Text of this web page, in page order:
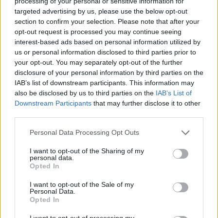
targeted advertising by us, please use the below opt-out
section to confirm your selection. Please note that after your
opt-out request is processed you may continue seeing
interest-based ads based on personal information utilized by
us or personal information disclosed to third parties prior to
your opt-out. You may separately opt-out of the further
disclosure of your personal information by third parties on the
IAB’s list of downstream participants. This information may
also be disclosed by us to third parties on the IAB’s List of
Downstream Participants that may further disclose it to other
Personal Data Processing Opt Outs
I want to opt-out of the Sharing of my
personal data.
Opted In
I want to opt-out of the Sale of my
Personal Data.
Opted In
Comentari:
Deseu el meu nom, el correu electrònic i el lloc web en
aquest navegador per a la propera vegada que comenti.
characters